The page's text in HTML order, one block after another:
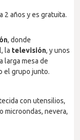
2 años y es gratuita.
, donde
la televisión, y unos
larga mesa de
el grupo junto.
con utensilios,
microondas, nevera,